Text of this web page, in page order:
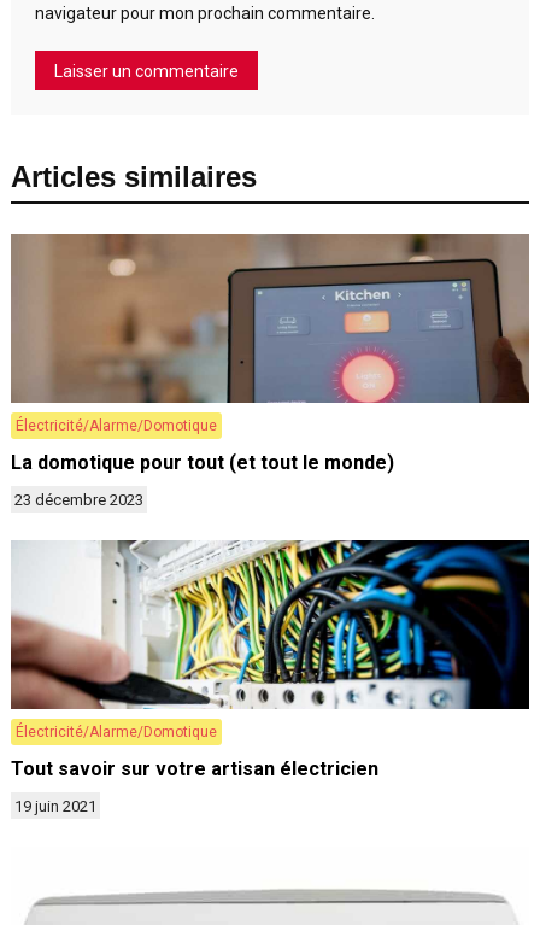
navigateur pour mon prochain commentaire.
Articles similaires
Électricité/Alarme/Domotique
La domotique pour tout (et tout le monde)
23 décembre 2023
Électricité/Alarme/Domotique
Tout savoir sur votre artisan électricien
19 juin 2021